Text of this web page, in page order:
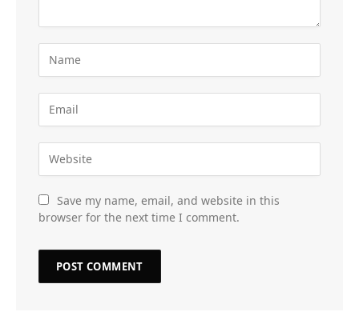
Save my name, email, and website in this
browser for the next time I comment.